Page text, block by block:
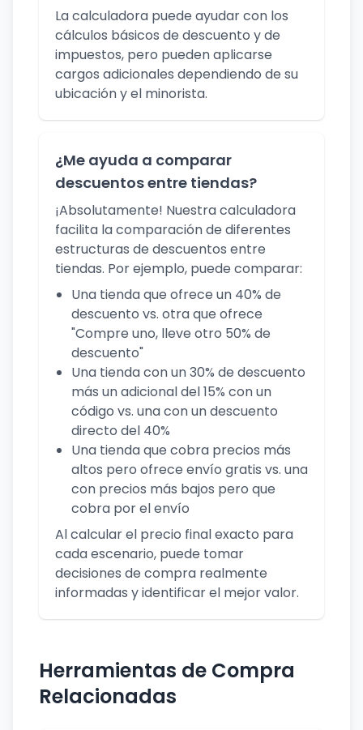
La calculadora puede ayudar con los
cálculos básicos de descuento y de
impuestos, pero pueden aplicarse
cargos adicionales dependiendo de su
ubicación y el minorista.
¿Me ayuda a comparar
descuentos entre tiendas?
¡Absolutamente! Nuestra calculadora
facilita la comparación de diferentes
estructuras de descuentos entre
tiendas. Por ejemplo, puede comparar:
Una tienda que ofrece un 40% de
descuento vs. otra que ofrece
"Compre uno, lleve otro 50% de
descuento"
Una tienda con un 30% de descuento
más un adicional del 15% con un
código vs. una con un descuento
directo del 40%
Una tienda que cobra precios más
altos pero ofrece envío gratis vs. una
con precios más bajos pero que
cobra por el envío
Al calcular el precio final exacto para
cada escenario, puede tomar
decisiones de compra realmente
informadas y identificar el mejor valor.
Herramientas de Compra
Relacionadas